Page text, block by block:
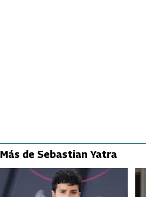
Más de Sebastian Yatra